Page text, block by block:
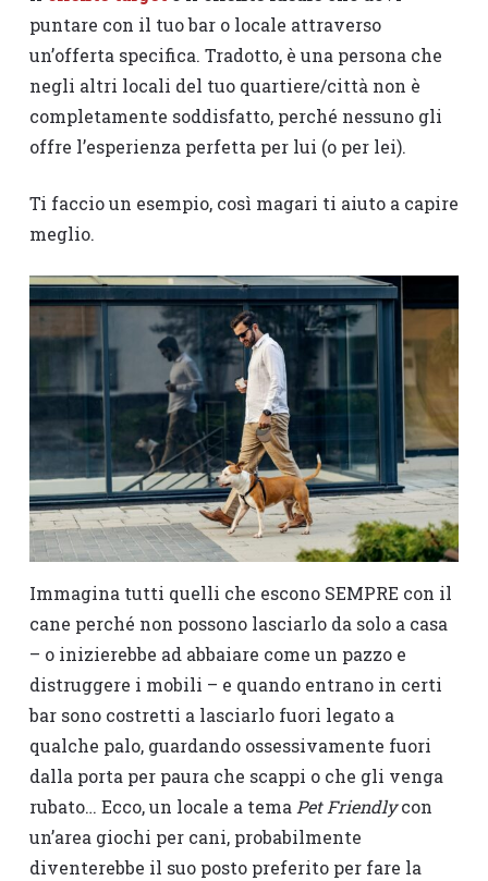
puntare con il tuo bar o locale attraverso
un’offerta specifica. Tradotto, è una persona che
negli altri locali del tuo quartiere/città non è
completamente soddisfatto, perché nessuno gli
offre l’esperienza perfetta per lui (o per lei).
Ti faccio un esempio, così magari ti aiuto a capire
meglio.
Immagina tutti quelli che escono SEMPRE con il
cane perché non possono lasciarlo da solo a casa
– o inizierebbe ad abbaiare come un pazzo e
distruggere i mobili – e quando entrano in certi
bar sono costretti a lasciarlo fuori legato a
qualche palo, guardando ossessivamente fuori
dalla porta per paura che scappi o che gli venga
rubato… Ecco, un locale a tema Pet Friendlycon
un’area giochi per cani, probabilmente
diventerebbe il suo posto preferito per fare la